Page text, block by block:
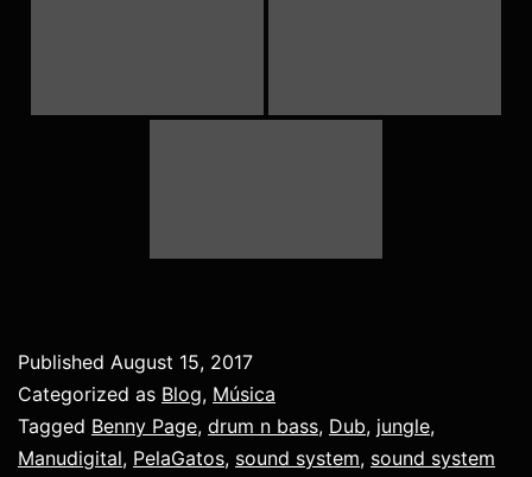
Published August 15, 2017
Categorized as Blog, Música
Tagged Benny Page, drum n bass, Dub, jungle,
Manudigital, PelaGatos, sound system, sound system